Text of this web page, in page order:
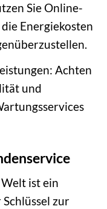
Sie Online-
Energiekosten
Achten
und
ist ein
zur